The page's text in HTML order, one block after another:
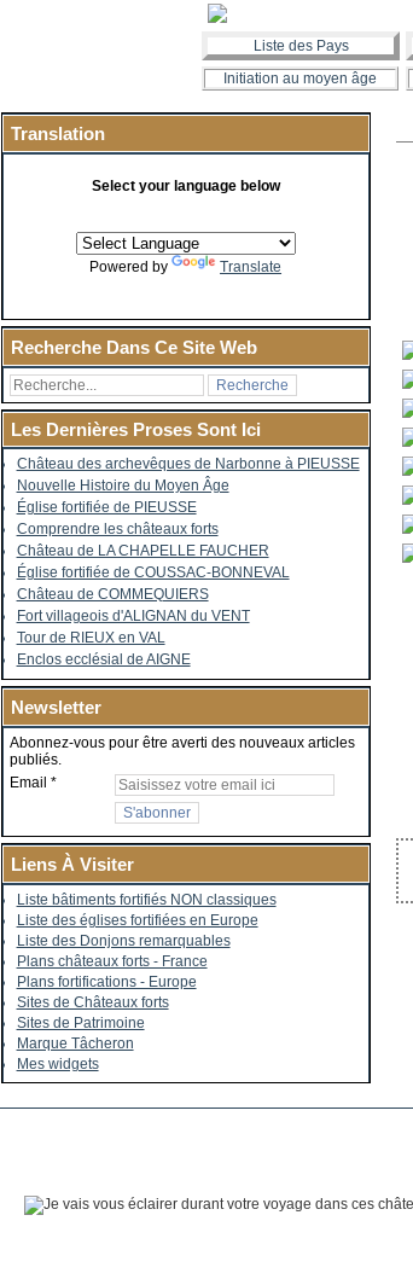
Liste des Pays
Initiation au moyen âge
Translation
Select your language below
Powered by Translate
Recherche Dans Ce Site Web
Les Dernières Proses Sont Ici
Château des archevêques de Narbonne à PIEUSSE
Nouvelle Histoire du Moyen Âge
Église fortifiée de PIEUSSE
Comprendre les châteaux forts
Château de LA CHAPELLE FAUCHER
Église fortifiée de COUSSAC-BONNEVAL
Château de COMMEQUIERS
Fort villageois d'ALIGNAN du VENT
Tour de RIEUX en VAL
Enclos ecclésial de AIGNE
Newsletter
Abonnez-vous pour être averti des nouveaux articles
publiés.
Email
Liens À Visiter
Liste bâtiments fortifiés NON classiques
Liste des églises fortifiées en Europe
Liste des Donjons remarquables
Plans châteaux forts - France
Plans fortifications - Europe
Sites de Châteaux forts
Sites de Patrimoine
Marque Tâcheron
Mes widgets